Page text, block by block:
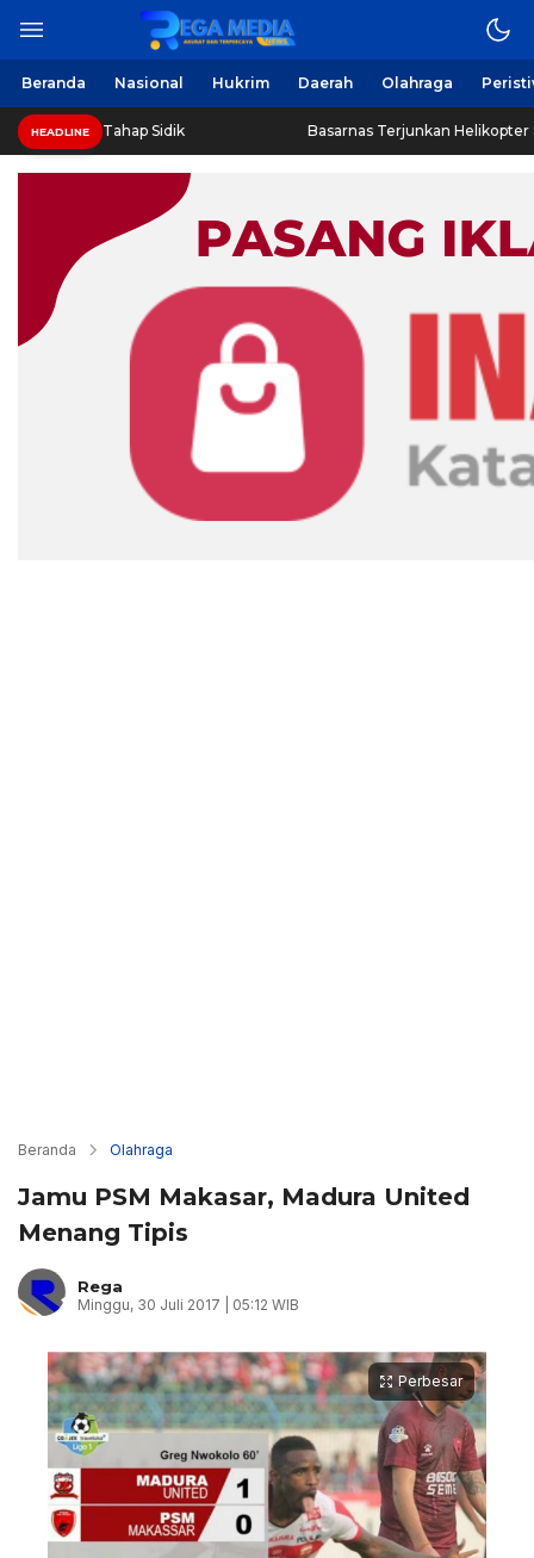
Beranda Nasional Hukrim Daerah Olahraga
HEADLINE
Sidik Basarnas Terjunkan Helikopter Sisir Bangkai
Beranda Olahraga
Jamu PSM Makasar, Madura United
Menang Tipis
Rega
Minggu, 30 Juli 2017 | 05:12 WIB
Perbesar